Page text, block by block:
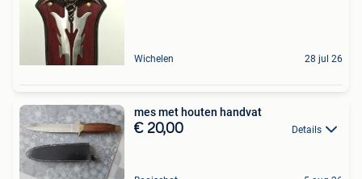
Wichelen 28 jul 26
mes met houten handvat
€ 20,00 Details